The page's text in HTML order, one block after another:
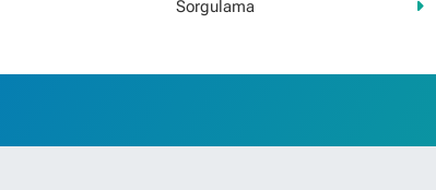
Sorgulama